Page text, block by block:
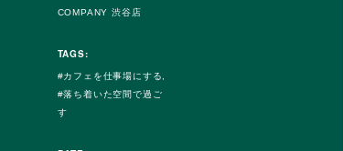
COMPANY 渋谷店
TAGS:
カフェを仕事場にする
落ち着いた空間で過ご
す